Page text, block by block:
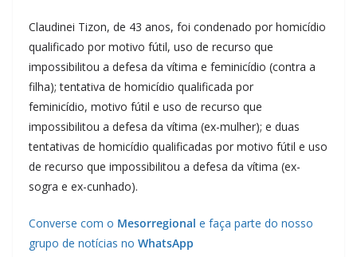
Claudinei Tizon, de 43 anos, foi condenado por homicídio
qualificado por motivo fútil, uso de recurso que
impossibilitou a defesa da vítima e feminicídio (contra a
filha); tentativa de homicídio qualificada por
feminicídio, motivo fútil e uso de recurso que
impossibilitou a defesa da vítima (ex-mulher); e duas
tentativas de homicídio qualificadas por motivo fútil e uso
de recurso que impossibilitou a defesa da vítima (ex-
sogra e ex-cunhado).
Converse com o Mesorregional e faça parte do nosso
grupo de notícias no WhatsApp